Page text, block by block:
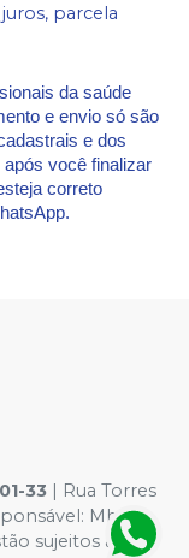
parcela
da saúde
e envio só são
e dos
após você finalizar
correto
33 | Rua Torres
Mhara
sujeitos a